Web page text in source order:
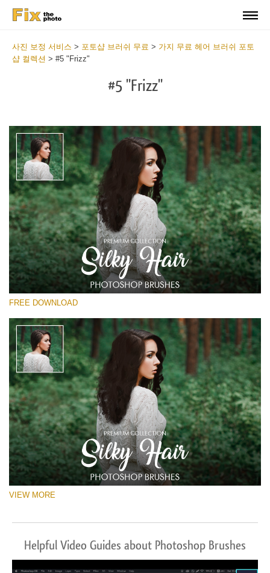
사진 보정 서비스 > 포토샵 브러쉬 무료 > 가지 무료 헤어 브러쉬 포토
샵 컬렉션 > #5 "Frizz"
#5 "Frizz"
선택 해주세요
Silky Hair
(40 Ps Brushes)
무료 다운로드
FREE DOWNLOAD
VIEW MORE
Helpful Video Guides about Photoshop Brushes